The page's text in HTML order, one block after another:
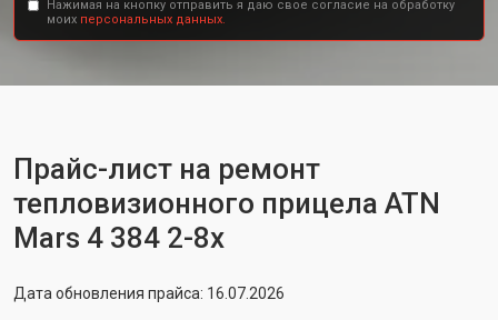
Нажимая на кнопку отправить я даю свое согласие на обработку
моих персональных данных.
Прайс-лист на ремонт
тепловизионного прицела ATN
Mars 4 384 2-8x
Дата обновления прайса: 16.07.2026